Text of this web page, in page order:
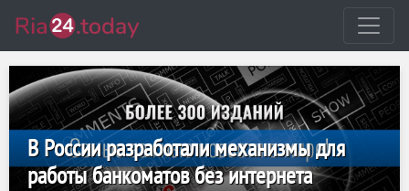
В России разработали механизмы для
работы банкоматов без интернета